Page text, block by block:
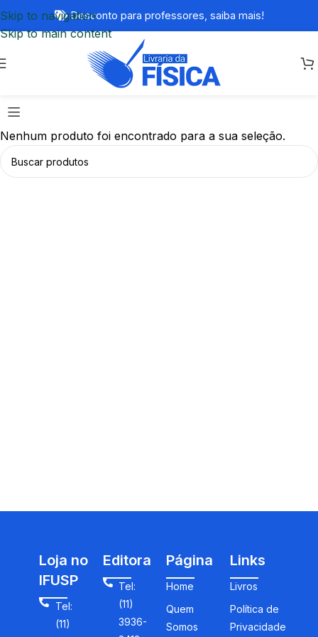
Skip to navigation
Skip to main content
Desconto para professores, saiba mais!
Nenhum produto foi encontrado para a sua seleção.
Loja no
IFUSP
Tel:
(11)
Editora
Tel:
(11)
3936-
Página
Home
Quem
Somos
Links
Livros
Política de
Privacidade